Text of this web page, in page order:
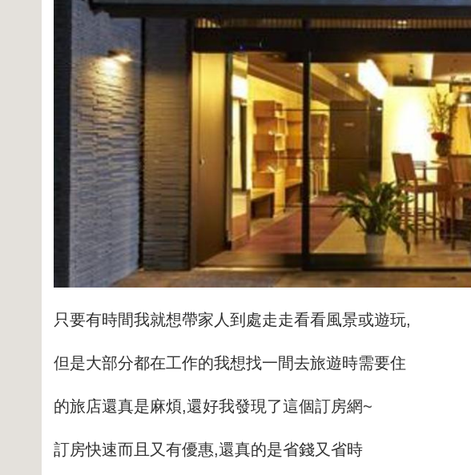
只要有時間我就想帶家人到處走走看看風景或遊玩,
但是大部分都在工作的我想找一間去旅遊時需要住
的旅店還真是麻煩,還好我發現了這個訂房網~
訂房快速而且又有優惠,還真的是省錢又省時